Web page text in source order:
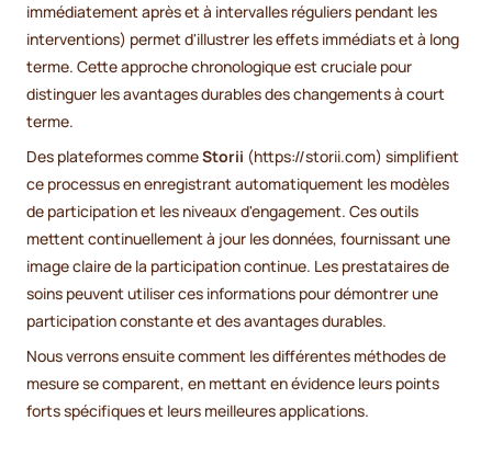
immédiatement après et à intervalles réguliers pendant les
interventions) permet d'illustrer les effets immédiats et à long
terme. Cette approche chronologique est cruciale pour
distinguer les avantages durables des changements à court
terme.
Des plateformes commeStorii (https://storii.com) simplifient
ce processus en enregistrant automatiquement les modèles
de participation et les niveaux d'engagement. Ces outils
mettent continuellement à jour les données, fournissant une
image claire de la participation continue. Les prestataires de
soins peuvent utiliser ces informations pour démontrer une
participation constante et des avantages durables.
Nous verrons ensuite comment les différentes méthodes de
mesure se comparent, en mettant en évidence leurs points
forts spécifiques et leurs meilleures applications.